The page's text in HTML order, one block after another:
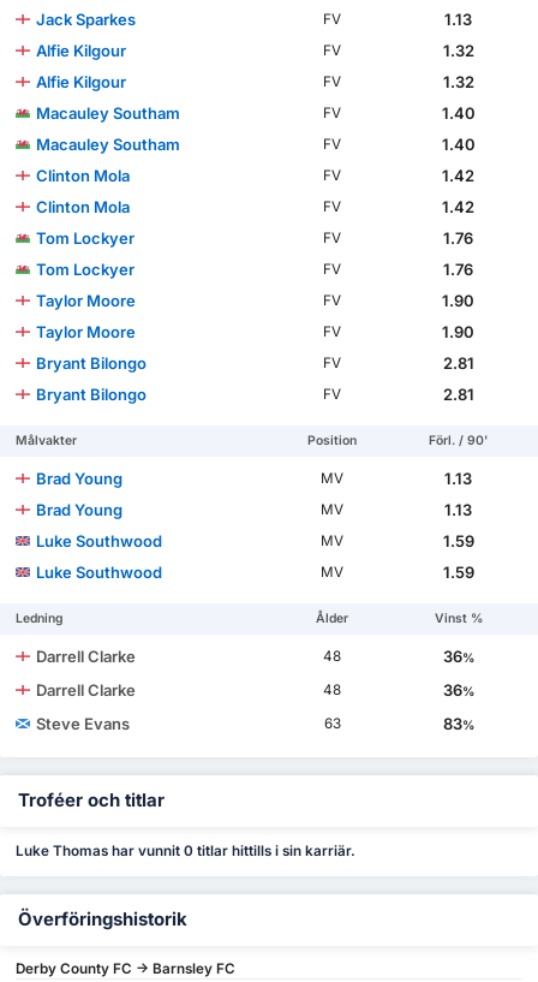
Jack Sparkes
FV
1.13
Alfie Kilgour
FV
1.32
Alfie Kilgour
FV
1.32
Macauley Southam
FV
1.40
Macauley Southam
FV
1.40
Clinton Mola
FV
1.42
Clinton Mola
FV
1.42
Tom Lockyer
FV
1.76
Tom Lockyer
FV
1.76
Taylor Moore
FV
1.90
Taylor Moore
FV
1.90
Bryant Bilongo
FV
2.81
Bryant Bilongo
FV 2.81
Målvakter Position Förl. / 90'
Brad Young MV
1.13
Brad Young
MV
1.13
Luke Southwood
MV
1.59
Luke Southwood
MV 1.59
Ledning Ålder Vinst %
Darrell Clarke 48 36%
Darrell Clarke 48 36%
Steve Evans 63 83%
Troféer och titlar
Luke Thomas har vunnit 0 titlar hittills i sin karriär.
Överföringshistorik
Derby County FC -> Barnsley FC